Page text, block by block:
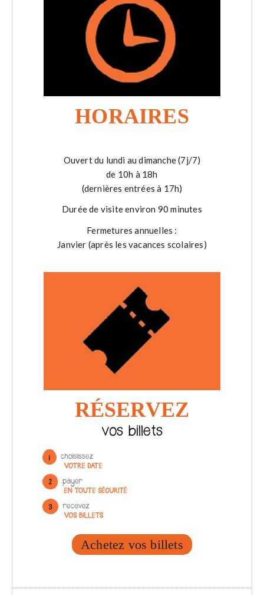
HORAIRES
Ouvert du lundi au dimanche (7j/7)
de 10h à 18h
(dernières entrées à 17h)
Durée de visite environ 90 minutes
Fermetures annuelles :
Janvier (après les vacances scolaires)
RÉSERVEZ
vos billets
Achetez vos billets